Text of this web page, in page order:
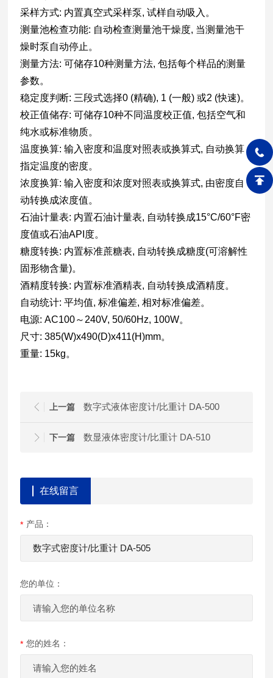
采样方式: 内置真空式采样泵, 试样自动吸入。
测量池检查功能: 自动检查测量池干燥度, 当测量池干
燥时泵自动停止。
测量方法: 可储存10种测量方法, 包括每个样品的测量
参数。
稳定度判断: 三段式选择0 (精确), 1 (一般) 或2 (快速)。
校正值储存: 可储存10种不同温度校正值, 包括空气和
纯水或标准物质。
温度换算: 输入密度和温度对照表或换算式, 自动换算
指定温度的密度。
浓度换算: 输入密度和浓度对照表或换算式, 由密度自
动转换成浓度值。
石油计量表: 内置石油计量表, 自动转换成15°C/60°F密
度值或石油API度。
糖度转换: 内置标准蔗糖表, 自动转换成糖度(可溶解性
固形物含量)。
酒精度转换: 内置标准酒精表, 自动转换成酒精度。
自动统计: 平均值, 标准偏差, 相对标准偏差。
电源: AC100～240V, 50/60Hz, 100W。
尺寸: 385(W)x490(D)x411(H)mm。
重量: 15kg。
上一篇 数字式液体密度计/比重计 DA-500
下一篇 数显液体密度计/比重计 DA-510
在线留言
产品：
您的单位：
您的姓名：